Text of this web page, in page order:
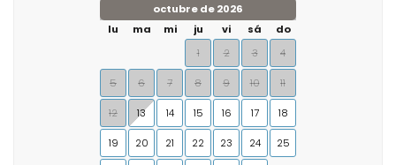
octubre de 2026
lu
ma mi ju vi sá
do
1
2 3 4
5 6 7 8 9 10 11
12 13 14 15 16 17 18
19 20 21 22 23 24 25